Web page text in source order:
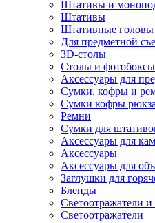
Штативы и
Штативы
Штативные головы
Для предметной
3D-столы
Столы и фотобоксы
Аксессуары для
Сумки, кофры и
Сумки кофры
Ремни
Сумки для
Аксессуары для
Аксессуары
Аксессуары для
Заглушки для
Бленды
Светоотражатели и
Светоотражатели